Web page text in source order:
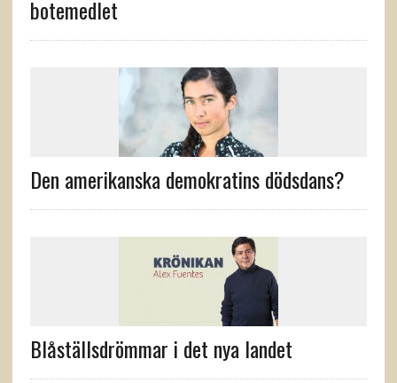
botemedlet
Den amerikanska demokratins dödsdans?
Blåställsdrömmar i det nya landet